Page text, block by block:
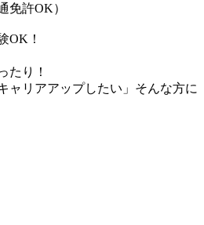
免許OK）
OK！
たり！
ャリアアップしたい」そんな方に